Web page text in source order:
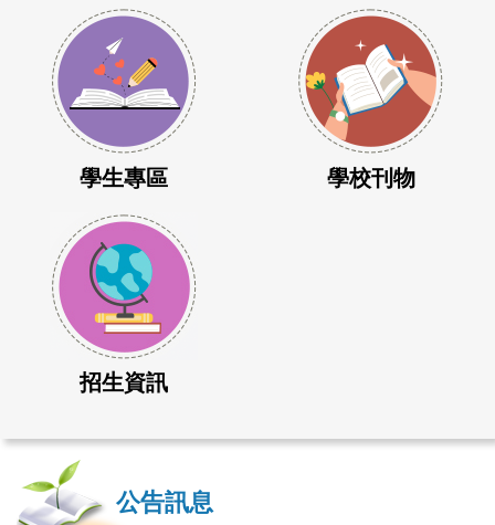
學生專區 學校刊物
招生資訊
公告訊息